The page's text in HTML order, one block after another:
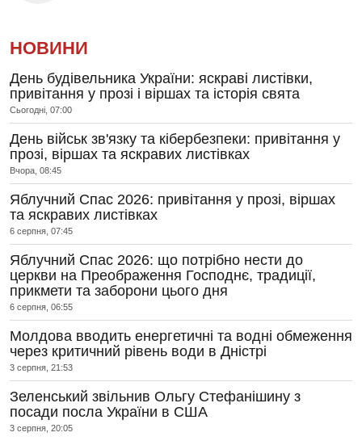
НОВИНИ
День будівельника України: яскраві листівки,
привітання у прозі і віршах та історія свята
Сьогодні, 07:00
День військ зв'язку та кібербезпеки: привітання у
прозі, віршах та яскравих листівках
Вчора, 08:45
Яблучний Спас 2026: привітання у прозі, віршах
та яскравих листівках
6 серпня, 07:45
Яблучний Спас 2026: що потрібно нести до
церкви на Преображення Господнє, традиції,
прикмети та заборони цього дня
6 серпня, 06:55
Молдова вводить енергетичні та водні обмеження
через критичний рівень води в Дністрі
3 серпня, 21:53
Зеленський звільнив Ольгу Стефанішину з
посади посла України в США
3 серпня, 20:05